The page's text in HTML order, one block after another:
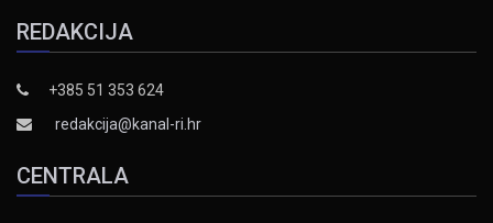
REDAKCIJA
+385 51 353 624
redakcija@kanal-ri.hr
CENTRALA